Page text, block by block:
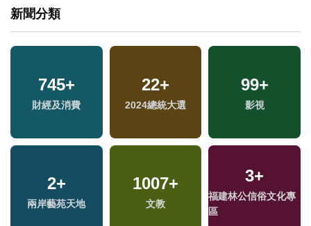
新聞分類
745+
財經及消費
22+
2024總統大選
99+
影視
2+
兩岸藝苑天地
1007+
文教
3+
福建林公信俗文化專
區